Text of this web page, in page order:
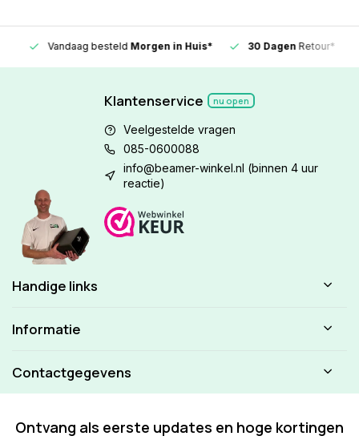
Vandaag besteldMorgen in Huis* 30 DagenRetour*
Klantenservice nu open
Veelgestelde vragen
085-0600088
info@beamer-winkel.nl (binnen 4 uur
reactie)
Handige links
Informatie
Contactgegevens
Ontvang als eerste updates en hoge kortingen